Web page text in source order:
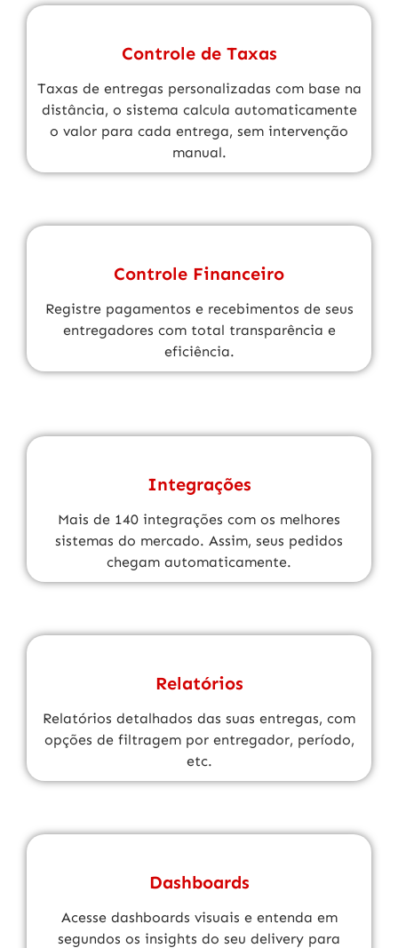
Controle de Taxas
Taxas de entregas personalizadas com base na
distância, o sistema calcula automaticamente
o valor para cada entrega, sem intervenção
manual.
Controle Financeiro
Registre pagamentos e recebimentos de seus
entregadores com total transparência e
eficiência.
Integrações
Mais de 140 integrações com os melhores
sistemas do mercado. Assim, seus pedidos
chegam automaticamente.
Relatórios
Relatórios detalhados das suas entregas, com
opções de filtragem por entregador, período,
etc.
Dashboards
Acesse dashboards visuais e entenda em
segundos os insights do seu delivery para